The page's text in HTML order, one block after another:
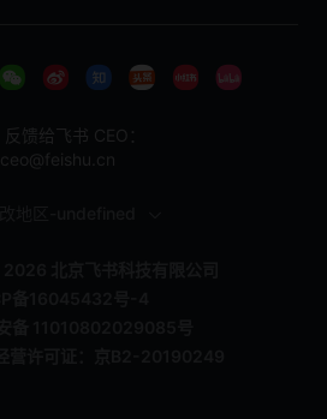
反馈给飞书 CEO：
ceo@feishu.cn